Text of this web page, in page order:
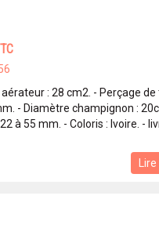
: 28 cm2. - Perçage de
- Diamètre champignon :
à 55 mm. - Coloris : Ivoire. -